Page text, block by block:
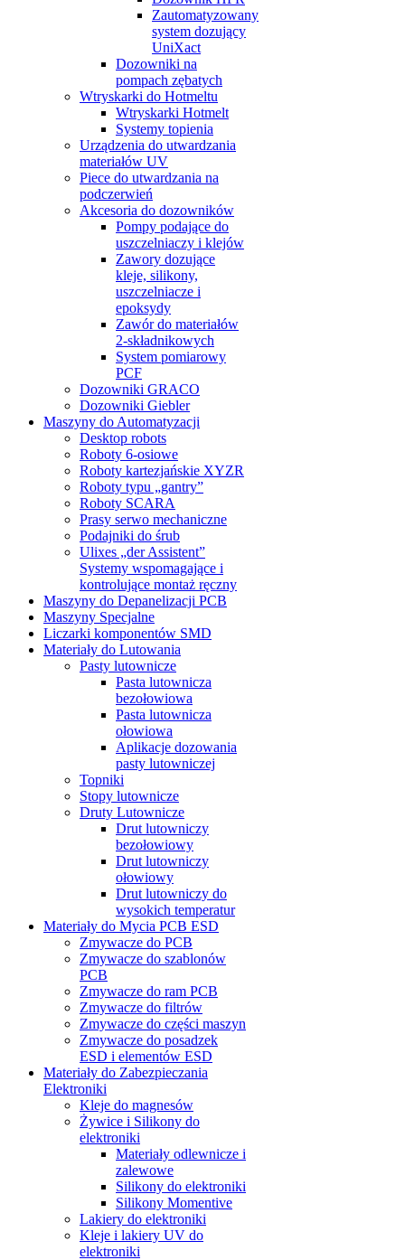
Zautomatyzowany
system dozujący
UniXact
Dozowniki na
pompach zębatych
Wtryskarki do Hotmeltu
Wtryskarki Hotmelt
Systemy topienia
Urządzenia do utwardzania
materiałów UV
Piece do utwardzania na
podczerwień
Akcesoria do dozowników
Pompy podające do
uszczelniaczy i klejów
Zawory dozujące
kleje, silikony,
uszczelniacze i
epoksydy
Zawór do materiałów
2-składnikowych
System pomiarowy
PCF
Dozowniki GRACO
Dozowniki Giebler
Maszyny do Automatyzacji
Desktop robots
Roboty 6-osiowe
Roboty kartezjańskie XYZR
Roboty typu „gantry”
Roboty SCARA
Prasy serwo mechaniczne
Podajniki do śrub
Ulixes „der Assistent”
Systemy wspomagające i
kontrolujące montaż ręczny
Maszyny do Depanelizacji PCB
Maszyny Specjalne
Liczarki komponentów SMD
Materiały do Lutowania
Pasty lutownicze
Pasta lutownicza
bezołowiowa
Pasta lutownicza
ołowiowa
Aplikacje dozowania
pasty lutowniczej
Topniki
Stopy lutownicze
Druty Lutownicze
Drut lutowniczy
bezołowiowy
Drut lutowniczy
ołowiowy
Drut lutowniczy do
wysokich temperatur
Materiały do Mycia PCB ESD
Zmywacze do PCB
Zmywacze do szablonów
PCB
Zmywacze do ram PCB
Zmywacze do filtrów
Zmywacze do części maszyn
Zmywacze do posadzek
ESD i elementów ESD
Materiały do Zabezpieczania
Elektroniki
Kleje do magnesów
Żywice i Silikony do
elektroniki
Materiały odlewnicze i
zalewowe
Silikony do elektroniki
Silikony Momentive
Lakiery do elektroniki
Kleje i lakiery UV do
elektroniki